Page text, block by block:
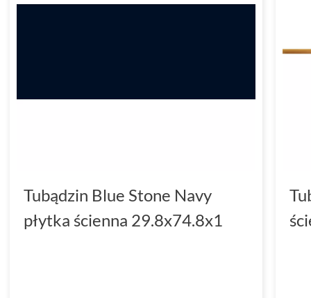
Tubądzin Blue Stone Navy
płytka ścienna 29.8x74.8x1